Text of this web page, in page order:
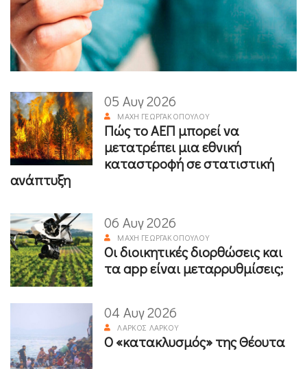
05 Αυγ 2026
ΜΆΧΗ ΓΕΩΡΓΑΚΟΠΟΎΛΟΥ
Πώς το ΑΕΠ μπορεί να
μετατρέπει μια εθνική
καταστροφή σε στατιστική
ανάπτυξη
06 Αυγ 2026
ΜΆΧΗ ΓΕΩΡΓΑΚΟΠΟΎΛΟΥ
Οι διοικητικές διορθώσεις και
τα app είναι μεταρρυθμίσεις;
04 Αυγ 2026
ΛΆΡΚΟΣ ΛΆΡΚΟΥ
Ο «κατακλυσμός» της Θέουτα